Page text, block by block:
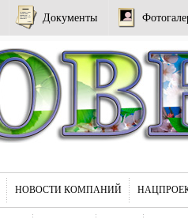
Документы
НОВОСТИ КОМПАНИЙ